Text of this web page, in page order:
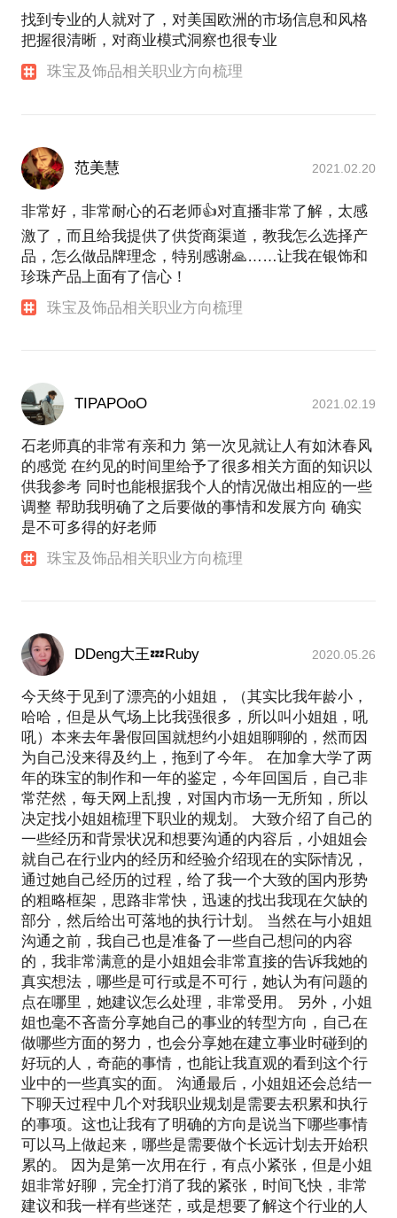
找到专业的人就对了，对美国欧洲的市场信息和风格
把握很清晰，对商业模式洞察也很专业
珠宝及饰品相关职业方向梳理
范美慧 2021.02.20
非常好，非常耐心的石老师👍对直播非常了解，太感
激了，而且给我提供了供货商渠道，教我怎么选择产
品，怎么做品牌理念，特别感谢🙏……让我在银饰和
珍珠产品上面有了信心！
珠宝及饰品相关职业方向梳理
TIPAPOoO 2021.02.19
石老师真的非常有亲和力 第一次见就让人有如沐春风
的感觉 在约见的时间里给予了很多相关方面的知识以
供我参考 同时也能根据我个人的情况做出相应的一些
调整 帮助我明确了之后要做的事情和发展方向 确实
是不可多得的好老师
珠宝及饰品相关职业方向梳理
DDeng大王💤Ruby 2020.05.26
今天终于见到了漂亮的小姐姐，（其实比我年龄小，
哈哈，但是从气场上比我强很多，所以叫小姐姐，吼
吼）本来去年暑假回国就想约小姐姐聊聊的，然而因
为自己没来得及约上，拖到了今年。 在加拿大学了两
年的珠宝的制作和一年的鉴定，今年回国后，自己非
常茫然，每天网上乱搜，对国内市场一无所知，所以
决定找小姐姐梳理下职业的规划。 大致介绍了自己的
一些经历和背景状况和想要沟通的内容后，小姐姐会
就自己在行业内的经历和经验介绍现在的实际情况，
通过她自己经历的过程，给了我一个大致的国内形势
的粗略框架，思路非常快，迅速的找出我现在欠缺的
部分，然后给出可落地的执行计划。 当然在与小姐姐
沟通之前，我自己也是准备了一些自己想问的内容
的，我非常满意的是小姐姐会非常直接的告诉我她的
真实想法，哪些是可行或是不可行，她认为有问题的
点在哪里，她建议怎么处理，非常受用。 另外，小姐
姐也毫不吝啬分享她自己的事业的转型方向，自己在
做哪些方面的努力，也会分享她在建立事业时碰到的
好玩的人，奇葩的事情，也能让我直观的看到这个行
业中的一些真实的面。 沟通最后，小姐姐还会总结一
下聊天过程中几个对我职业规划是需要去积累和执行
的事项。这也让我有了明确的方向是说当下哪些事情
可以马上做起来，哪些是需要做个长远计划去开始积
累的。 因为是第一次用在行，有点小紧张，但是小姐
姐非常好聊，完全打消了我的紧张，时间飞快，非常
建议和我一样有些迷茫，或是想要了解这个行业的人